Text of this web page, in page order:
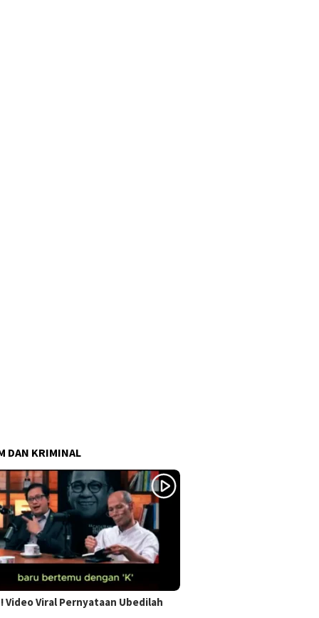
DAN KRIMINAL
Video Viral Pernyataan Ubedilah